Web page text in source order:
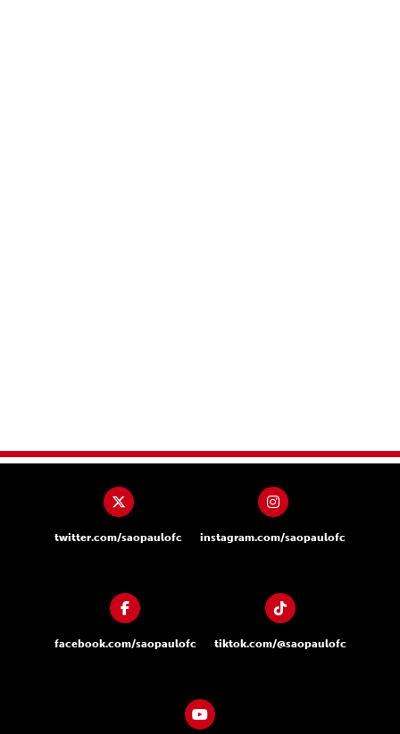
twitter.com/saopaulofc instagram.com/saopaulofc
facebook.com/saopaulofc tiktok.com/@saopaulofc